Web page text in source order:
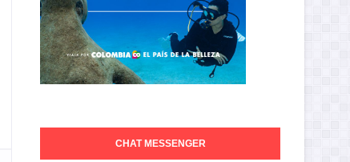
CHAT MESSENGER